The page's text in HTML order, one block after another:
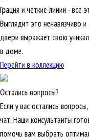
Грация и четкие линии - все
Выглядит это ненавязчиво
двери выражает свою
в доме.
Перейти в коллекцию
Остались вопросы?
Если у вас остались
чат. Наши консультанты
помочь вам выбрать